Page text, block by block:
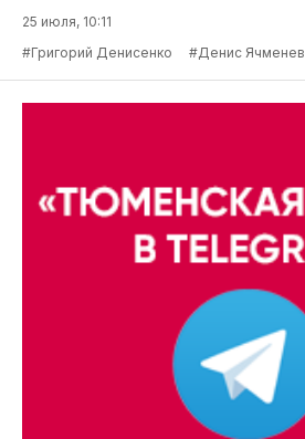
25 июля, 10:11
#Григорий Денисенко
#Денис Ячменев